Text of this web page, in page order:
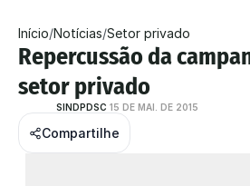
Início/Notícias/Setor privado
Repercussão da
setor privado
SINDPDSC 15 DE MAI. DE 2015
Compartilhe